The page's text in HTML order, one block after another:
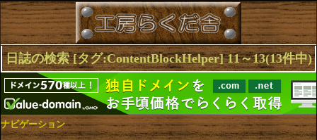
日誌の検索 [タグ:ContentBlockHelper] 11～13(13件中)
ナビゲーション